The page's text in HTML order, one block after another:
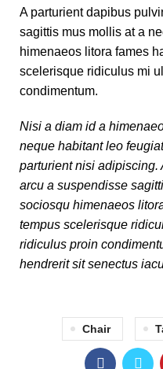
A parturient dapibus
sagittis mus mollis at a
himenaeos litora fames
scelerisque ridiculus mi
condimentum.
Nisi a diam id a
neque habitant leo
parturient nisi adipiscing.
arcu a suspendisse
sociosqu himenaeos
tempus scelerisque
ridiculus proin
hendrerit sit senectus
Chair